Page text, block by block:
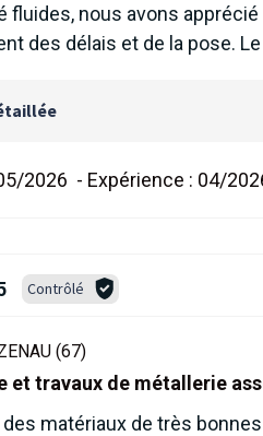
fluides, nous avons
des délais et de la pose.
2026 - Expérience : 04/
Contrôlé
(67)
et travaux de métallerie
des matériaux de très